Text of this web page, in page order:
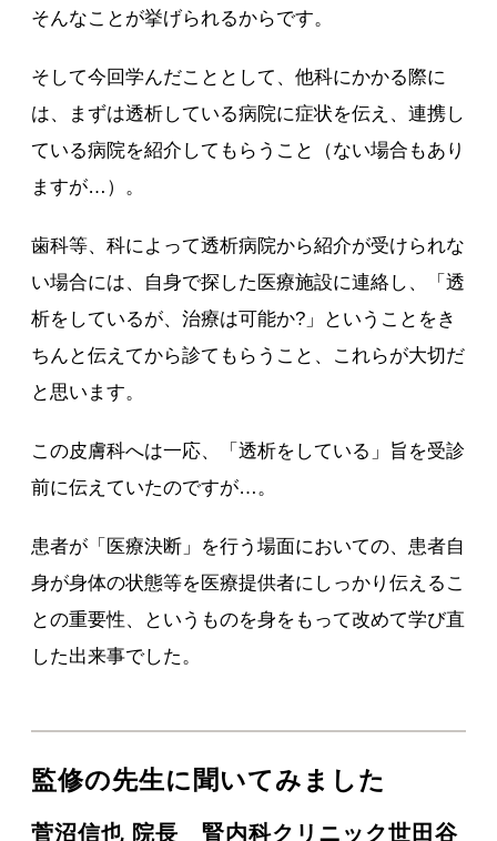
そんなことが挙げられるからです。
そして今回学んだこととして、他科にかかる際に
は、まずは透析している病院に症状を伝え、連携し
ている病院を紹介してもらうこと（ない場合もあり
ますが…）。
歯科等、科によって透析病院から紹介が受けられな
い場合には、自身で探した医療施設に連絡し、「透
析をしているが、治療は可能か?」ということをき
ちんと伝えてから診てもらうこと、これらが大切だ
と思います。
この皮膚科へは一応、「透析をしている」旨を受診
前に伝えていたのですが…。
患者が「医療決断」を行う場面においての、患者自
身が身体の状態等を医療提供者にしっかり伝えるこ
との重要性、というものを身をもって改めて学び直
した出来事でした。
監修の先生に聞いてみました
菅沼信也 院長 腎内科クリニック世田谷